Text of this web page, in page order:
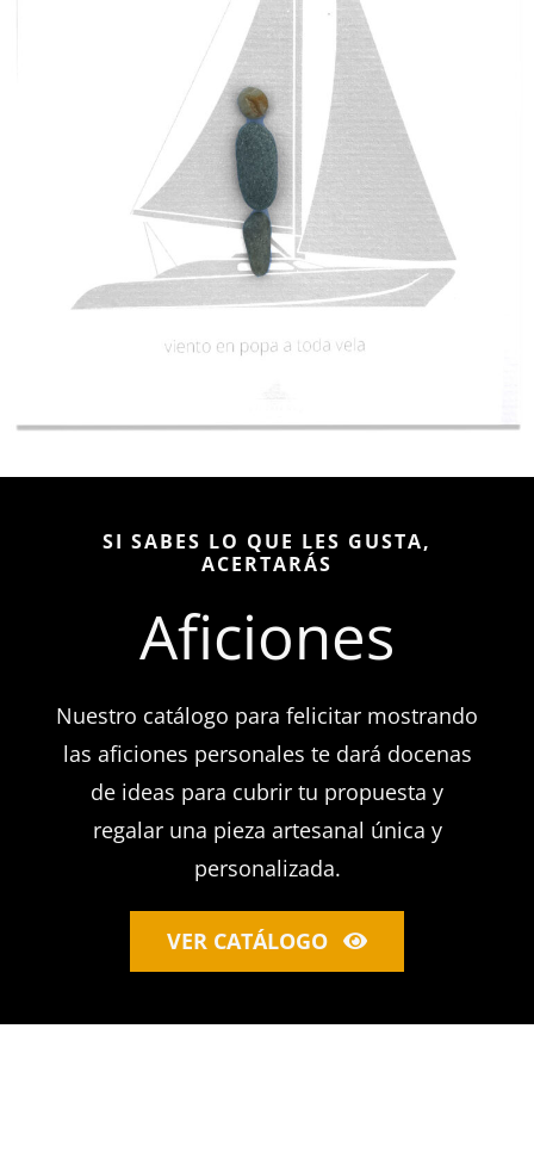
SI SABES LO QUE LES GUSTA,
ACERTARÁS
Aficiones
Nuestro catálogo para felicitar mostrando
las aficiones personales te dará docenas
de ideas para cubrir tu propuesta y
regalar una pieza artesanal única y
personalizada.
VER CATÁLOGO